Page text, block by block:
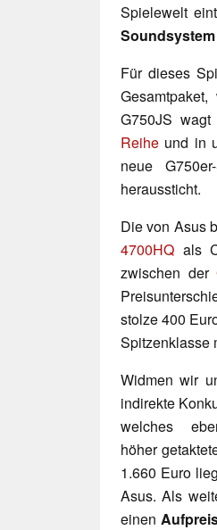
Spielewelt
Soundsystem
Für dieses
G750JS
Reihe und in
neue
heraussticht.
Die von Asus
4700HQ als
zwischen der
stolze 400
Spitzenklasse
Widmen wir
indirekte
welches
höher
1.660 Euro
Asus. Als
einen